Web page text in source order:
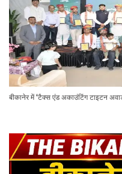
बीकानेर में ‘टैक्स एंड अकाउंटिंग टाइटन